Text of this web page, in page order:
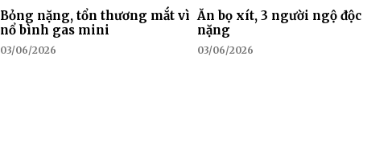
Bỏng nặng, tổn thương mắt vì
nổ bình gas mini
03/06/2026
Ăn bọ xít, 3 người ngộ độc
nặng
03/06/2026